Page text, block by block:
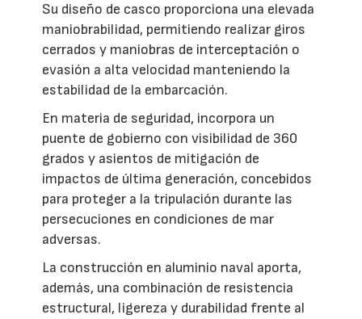
Su diseño de casco proporciona una elevada
maniobrabilidad, permitiendo realizar giros
cerrados y maniobras de interceptación o
evasión a alta velocidad manteniendo la
estabilidad de la embarcación.
En materia de seguridad, incorpora un
puente de gobierno con visibilidad de 360
grados y asientos de mitigación de
impactos de última generación, concebidos
para proteger a la tripulación durante las
persecuciones en condiciones de mar
adversas.
La construcción en aluminio naval aporta,
además, una combinación de resistencia
estructural, ligereza y durabilidad frente al